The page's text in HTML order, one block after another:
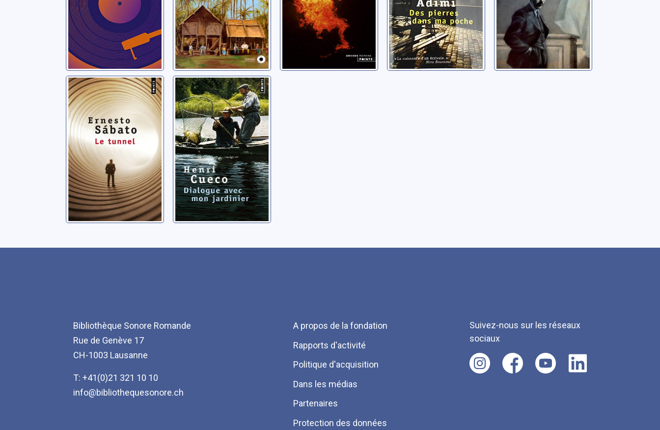
Le tunnel: roman
Sábato, Ernesto
Dialogue avec
mon jardinier
Cueco, Henri
Bibliothèque Sonore Romande
Rue de Genève 17
CH-1003 Lausanne
T: +41(0)21 321 10 10
info@bibliothequesonore.ch
Menu
Pied
de
page
A propos de la fondation
Rapports d'activité
Politique d'acquisition
Dans les médias
Partenaires
Protection des données
Suivez-nous sur les réseaux
sociaux